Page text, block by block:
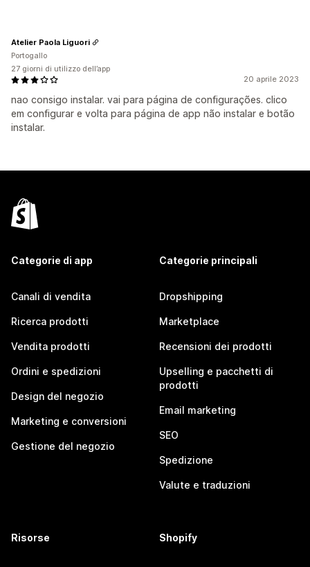
20 aprile 2023
nao consigo instalar. vai para página de configurações. clico
em configurar e volta para página de app não instalar e botão
instalar.
Atelier Paola Liguori
Portogallo
27 giorni di utilizzo dell’app
Categorie di app
Canali di vendita
Ricerca prodotti
Vendita prodotti
Ordini e spedizioni
Design del negozio
Marketing e conversioni
Gestione del negozio
Categorie principali
Dropshipping
Marketplace
Recensioni dei prodotti
Upselling e pacchetti di
prodotti
Email marketing
SEO
Spedizione
Valute e traduzioni
Risorse Shopify